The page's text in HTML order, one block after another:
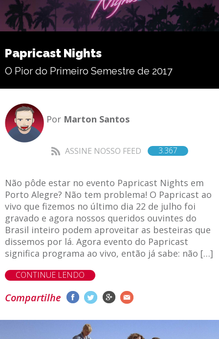
Papricast Nights
O Pior do Primeiro Semestre de 2017
Por Marton Santos
ASSINE NOSSO FEED 3.367
Não pôde estar no evento Papricast Nights em
Porto Alegre? Não tem problema! O Papricast ao
vivo que fizemos no último dia 22 de julho foi
gravado e agora nossos queridos ouvintes do
Brasil inteiro podem aproveitar as besteiras que
dissemos por lá. Agora evento do Papricast
significa programa ao vivo, então já sabe: não […]
CONTINUE LENDO
Compartilhe